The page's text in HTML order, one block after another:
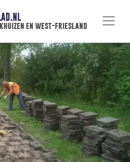
en west-friesland